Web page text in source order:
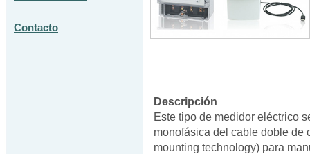
Contacto
Descripción
Este tipo de medidor eléctrico
monofásica del cable doble de
mounting technology) para